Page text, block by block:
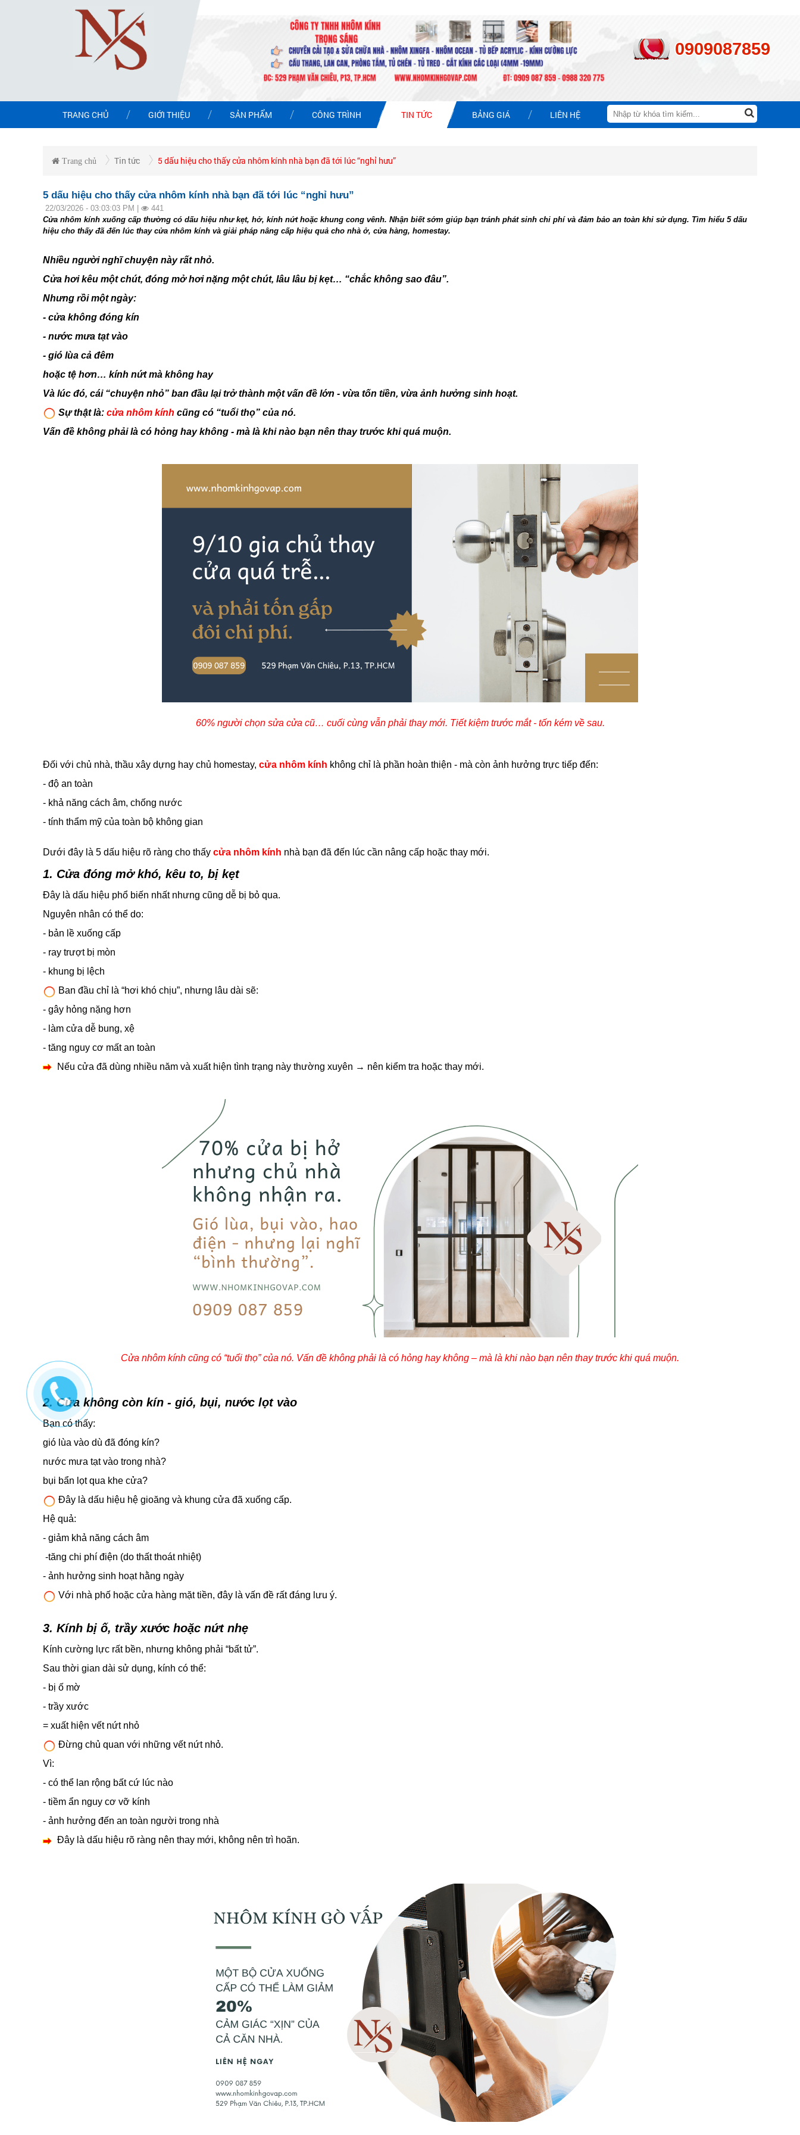
0909087859
TRANG CHỦ GIỚI THIỆU SẢN PHẨM CÔNG TRÌNH TIN TỨC BẢNG GIÁ LIÊN HỆ
Trang chủ Tin tức 5 dấu hiệu cho thấy cửa nhôm kính nhà bạn đã tới lúc “nghỉ hưu”
5 dấu hiệu cho thấy cửa nhôm kính nhà bạn đã tới lúc “nghỉ hưu”
22/03/2026 - 03:03:03 PM |
441
Cửa nhôm kính xuống cấp thường có dấu hiệu như kẹt, hở, kính nứt hoặc khung cong vênh. Nhận biết sớm giúp bạn tránh phát sinh chi phí và đảm bảo an toàn khi sử dụng. Tìm hiểu 5 dấu
hiệu cho thấy đã đến lúc thay cửa nhôm kính và giải pháp nâng cấp hiệu quả cho nhà ở, cửa hàng, homestay.
Nhiều người nghĩ chuyện này rất nhỏ.
Cửa hơi kêu một chút, đóng mở hơi nặng một chút, lâu lâu bị kẹt… “chắc không sao đâu”.
Nhưng rồi một ngày:
- cửa không đóng kín
- nước mưa tạt vào
- gió lùa cả đêm
hoặc tệ hơn… kính nứt mà không hay
Và lúc đó, cái “chuyện nhỏ” ban đầu lại trở thành một vấn đề lớn - vừa tốn tiền, vừa ảnh hưởng sinh hoạt.
Sự thật là: cửa nhôm kính cũng có “tuổi thọ” của nó.
Vấn đề không phải là có hỏng hay không - mà là khi nào bạn nên thay trước khi quá muộn.
60% người chọn sửa cửa cũ… cuối cùng vẫn phải thay mới. Tiết kiệm trước mắt - tốn kém về sau.
Đối với chủ nhà, thầu xây dựng hay chủ homestay, cửa nhôm kính không chỉ là phần hoàn thiện - mà còn ảnh hưởng trực tiếp đến:
- độ an toàn
- khả năng cách âm, chống nước
- tính thẩm mỹ của toàn bộ không gian
Dưới đây là 5 dấu hiệu rõ ràng cho thấy cửa nhôm kính nhà bạn đã đến lúc cần nâng cấp hoặc thay mới.
1. Cửa đóng mở khó, kêu to, bị kẹt
Đây là dấu hiệu phổ biến nhất nhưng cũng dễ bị bỏ qua.
Nguyên nhân có thể do:
- bản lề xuống cấp
- ray trượt bị mòn
- khung bị lệch
Ban đầu chỉ là “hơi khó chịu”, nhưng lâu dài sẽ:
- gây hỏng nặng hơn
- làm cửa dễ bung, xệ
- tăng nguy cơ mất an toàn
Nếu cửa đã dùng nhiều năm và xuất hiện tình trạng này thường xuyên → nên kiểm tra hoặc thay mới.
Cửa nhôm kính cũng có “tuổi thọ” của nó. Vấn đề không phải là có hỏng hay không – mà là khi nào bạn nên thay trước khi quá muộn.
2. Cửa không còn kín - gió, bụi, nước lọt vào
Bạn có thấy:
gió lùa vào dù đã đóng kín?
nước mưa tạt vào trong nhà?
bụi bẩn lọt qua khe cửa?
Đây là dấu hiệu hệ gioăng và khung cửa đã xuống cấp.
Hệ quả:
- giảm khả năng cách âm
-tăng chi phí điện (do thất thoát nhiệt)
- ảnh hưởng sinh hoạt hằng ngày
Với nhà phố hoặc cửa hàng mặt tiền, đây là vấn đề rất đáng lưu ý.
3. Kính bị ố, trầy xước hoặc nứt nhẹ
Kính cường lực rất bền, nhưng không phải “bất tử”.
Sau thời gian dài sử dụng, kính có thể:
- bị ố mờ
- trầy xước
= xuất hiện vết nứt nhỏ
Đừng chủ quan với những vết nứt nhỏ.
Vì:
- có thể lan rộng bất cứ lúc nào
- tiềm ẩn nguy cơ vỡ kính
- ảnh hưởng đến an toàn người trong nhà
Đây là dấu hiệu rõ ràng nên thay mới, không nên trì hoãn.